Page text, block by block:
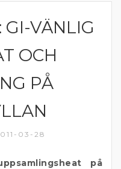
GI-VÄNLIG
OCH
PÅ
03-28
på